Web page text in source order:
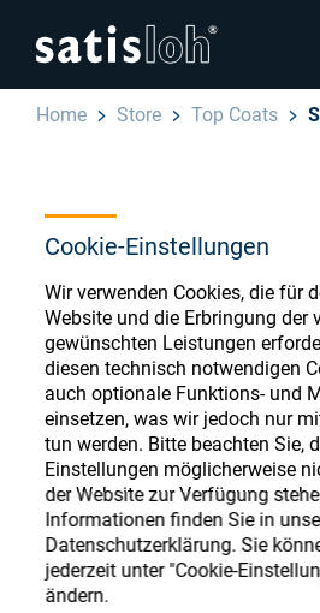
Cookie-Einstellungen
Wir verwenden Cookies, die für
Website und die Erbringung der
gewünschten Leistungen
diesen technisch notwendigen
auch optionale Funktions- und
einsetzen, was wir jedoch nur
tun werden. Bitte beachten Sie,
Einstellungen möglicherweise
der Website zur Verfügung
Informationen finden Sie in
Datenschutzerklärung. Sie
jederzeit unter "Cookie-
ändern.
Brillenoptik
Feinoptik
Über uns
Karriere
Ressourcen
Store
Seitennavigation
English
汉语
Français
Home Store Top Coats
Ophthalmic
Store
Register or Sign-in to
and explore our wide
Register